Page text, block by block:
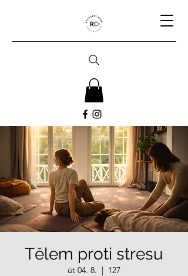
Tělem proti stresu
út 04. 8.
  |
127